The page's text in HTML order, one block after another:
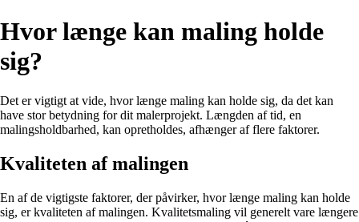
Hvor længe kan maling holde
sig?
Det er vigtigt at vide, hvor længe maling kan holde sig, da det kan
have stor betydning for dit malerprojekt. Længden af tid, en
malingsholdbarhed, kan opretholdes, afhænger af flere faktorer.
Kvaliteten af malingen
En af de vigtigste faktorer, der påvirker, hvor længe maling kan holde
sig, er kvaliteten af malingen. Kvalitetsmaling vil generelt vare længere